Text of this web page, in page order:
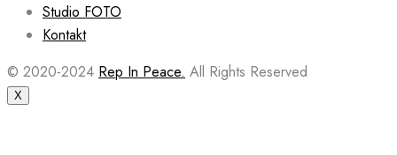
Studio FOTO
Kontakt
© 2020-2024 Rep In Peace. All Rights Reserved
X